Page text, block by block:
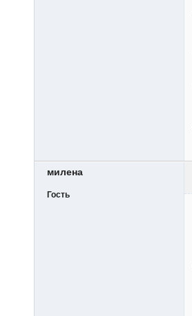
милена
Гость